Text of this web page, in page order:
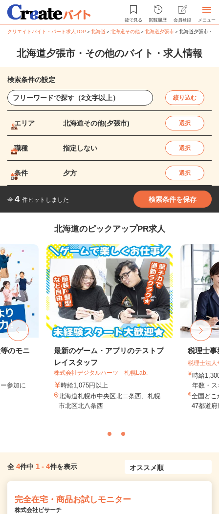
後で見る 閲覧履歴 会員登録 メニュー
クリエイトバイト・パート求人TOP ＞北海道 ＞北海道その他＞北海道夕張市＞北海道夕張市・
北海道夕張市・その他のバイト・求人情報
検索条件の設定
絞り込む
エリア 北海道その他(夕張市) 選択
職種 指定しない 選択
条件 夕方 選択
全 4 件ヒットしました 検索条件を保存
北海道のピックアップPR求人
のモニ
参加に
最新のゲーム・アプリのテストプ
レイスタッフ
株式会社デジタルハーツ 札幌Lab.
時給1,075円以上
北海道札幌市中央区北二条西、札幌
市北区北八条西
税理士事
税理士法人
時給
年数・
全国どこ
47都道
全 4件中 1 - 4件を表示
完全在宅・商品お試しモニター
株式会社ビサーチ